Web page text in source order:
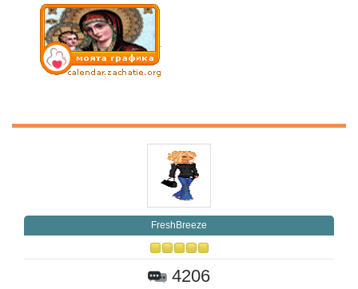
FreshBreeze
4206